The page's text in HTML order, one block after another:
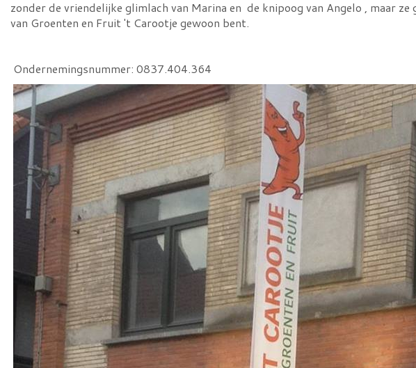
zonder de vriendelijke glimlach van Marina en de knipoog van Angelo , maar
van Groenten en Fruit 't Carootje gewoon bent.
Ondernemingsnummer: 0837.404.364